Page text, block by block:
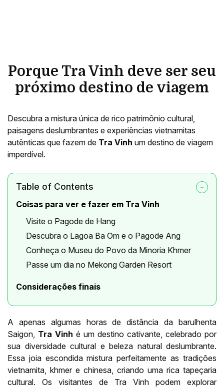
Porque Tra Vinh deve ser seu
próximo destino de viagem
Descubra a mistura única de rico patrimônio cultural,
paisagens deslumbrantes e experiências vietnamitas
autênticas que fazem de Tra Vinh um destino de viagem
imperdível.
Table of Contents
Coisas para ver e fazer em Tra Vinh
Visite o Pagode de Hang
Descubra o Lagoa Ba Om e o Pagode Ang
Conheça o Museu do Povo da Minoria Khmer
Passe um dia no Mekong Garden Resort
Considerações finais
A apenas algumas horas de distância da barulhenta
Saigon, Tra Vinh é um destino cativante, celebrado por
sua diversidade cultural e beleza natural deslumbrante.
Essa joia escondida mistura perfeitamente as tradições
vietnamita, khmer e chinesa, criando uma rica tapeçaria
cultural. Os visitantes de Tra Vinh podem explorar